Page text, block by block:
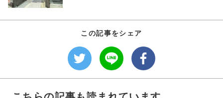
この記事をシェア